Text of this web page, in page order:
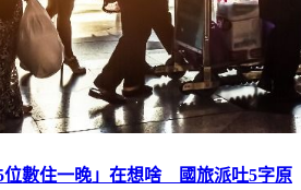
位數住一晚」在想啥 國旅派吐5字原